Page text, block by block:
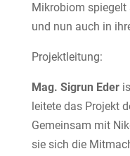
Mikrobiom spiegelt
und nun auch in
Projektleitung:
Mag. Sigrun Eder
leitete das Projekt
Gemeinsam mit
sie sich die